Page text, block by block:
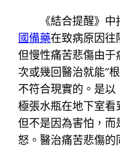
《結合提醒》
國備藥在致病原因往
但慢性痛苦悲傷由
次或幾回醫治就能“
不符合現實的。是
極張水瓶在地下室看
但不是因為害怕，
怒。醫治痛苦悲傷